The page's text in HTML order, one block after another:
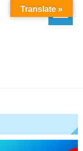
Translate »